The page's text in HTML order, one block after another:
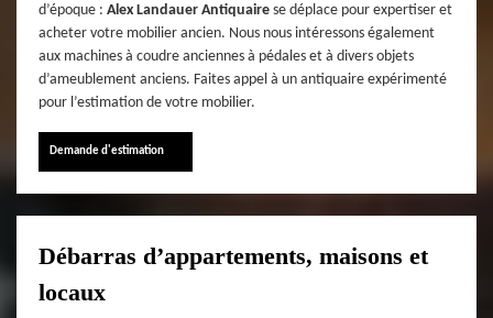
d’époque : Alex Landauer Antiquaire se déplace pour expertiser et
acheter votre mobilier ancien. Nous nous intéressons également
aux machines à coudre anciennes à pédales et à divers objets
d’ameublement anciens. Faites appel à un antiquaire expérimenté
pour l’estimation de votre mobilier.
Demande d'estimation
Débarras d’appartements, maisons et
locaux